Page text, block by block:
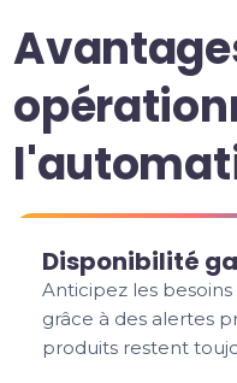
Disponibilité
Anticipez les
grâce à des alertes
produits restent